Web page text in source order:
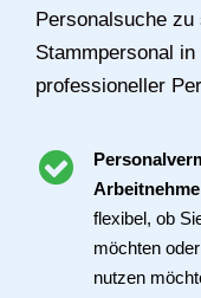
Personalsuche
Stammpersonal
professioneller
flexibel, ob
möchten
nutzen